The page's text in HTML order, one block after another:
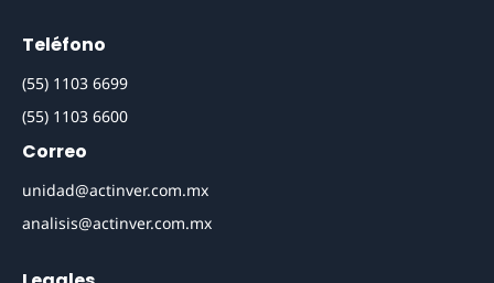
Teléfono
(55) 1103 6699
(55) 1103 6600
Correo
unidad@actinver.com.mx
analisis@actinver.com.mx